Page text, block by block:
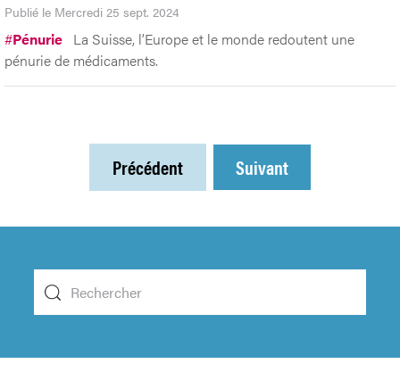
Publié le Mercredi 25 sept. 2024
#Pénurie La Suisse, l’Europe et le monde redoutent une
pénurie de médicaments.
Précédent Suivant